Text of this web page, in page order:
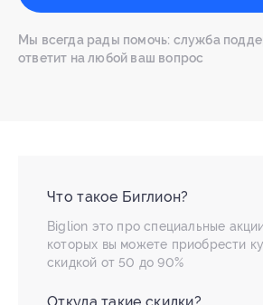
Мы всегда рады помочь: служба
ответит на любой ваш вопрос
Что такое Биглион?
Biglion это про специальные
которых вы можете приобрести
скидкой от 50 до 90%
Откуда такие скидки?